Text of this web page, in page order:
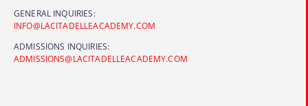
GENERAL INQUIRIES:
INFO@LACITADELLEACADEMY.COM
ADMISSIONS INQUIRIES:
ADMISSIONS@LACITADELLEACADEMY.COM